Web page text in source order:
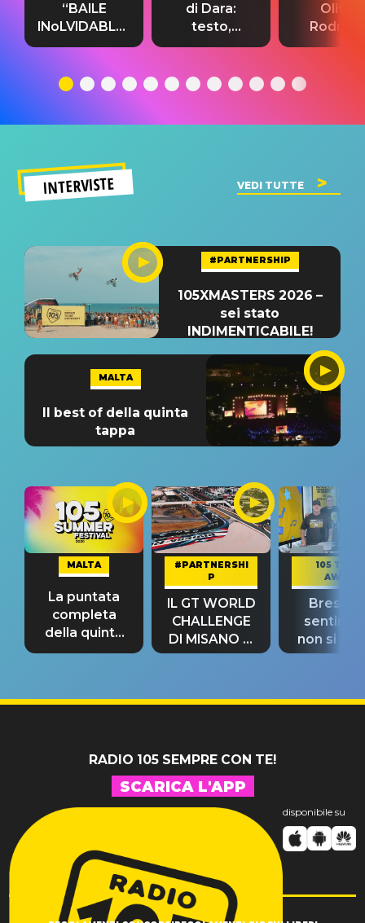
“BAILE
INoLVIDABLE”:
testo,
significato
di Dara:
testo,
traduzione e
del singolo
Olivia
testo,
INTERVISTE VEDI TUTTE
#PARTNERSHIP
105XMASTERS 2026 –
sei stato
INDIMENTICABILE!
MALTA
Il best of della quinta
tappa
MALTA
La puntata
completa
della quinta
tappa
#PARTNERSHI
P
IL GT WORLD
CHALLENGE
DI MISANO si
riconferma
105 TAKE
AWAY
Bresh:
non si
fino alla
RADIO 105 SEMPRE CON TE!
SCARICA L'APP
disponibile su